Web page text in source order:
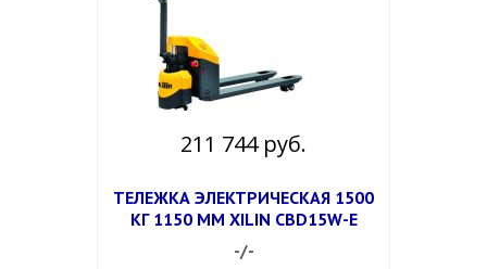
211 744 руб.
ТЕЛЕЖКА ЭЛЕКТРИЧЕСКАЯ 1500
КГ 1150 ММ XILIN CBD15W-E
-/-